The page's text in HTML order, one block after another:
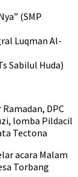
(SMP
Luqman Al-
Sabilul Huda)
DPC
lomba Pildacil
Tectona
acara Malam
Torbang